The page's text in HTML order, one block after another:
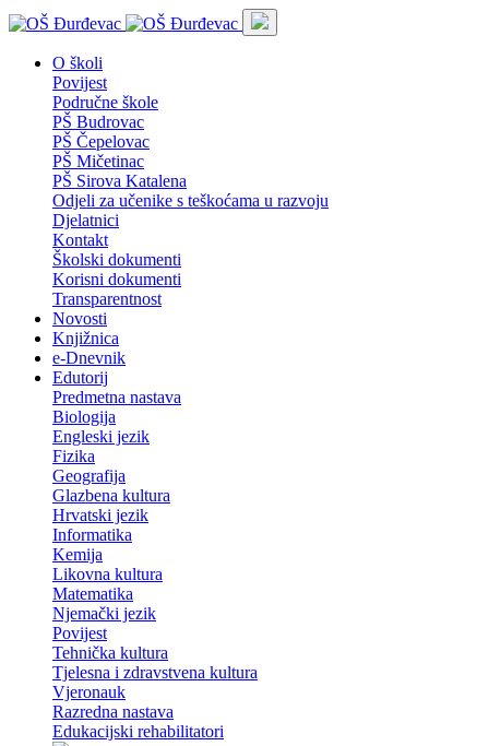
O školi
Povijest
Područne škole
PŠ Budrovac
PŠ Čepelovac
PŠ Mičetinac
PŠ Sirova Katalena
Odjeli za učenike s teškoćama u razvoju
Djelatnici
Kontakt
Školski dokumenti
Korisni dokumenti
Transparentnost
Novosti
Knjižnica
e-Dnevnik
Edutorij
Predmetna nastava
Biologija
Engleski jezik
Fizika
Geografija
Glazbena kultura
Hrvatski jezik
Informatika
Kemija
Likovna kultura
Matematika
Njemački jezik
Povijest
Tehnička kultura
Tjelesna i zdravstvena kultura
Vjeronauk
Razredna nastava
Edukacijski rehabilitatori